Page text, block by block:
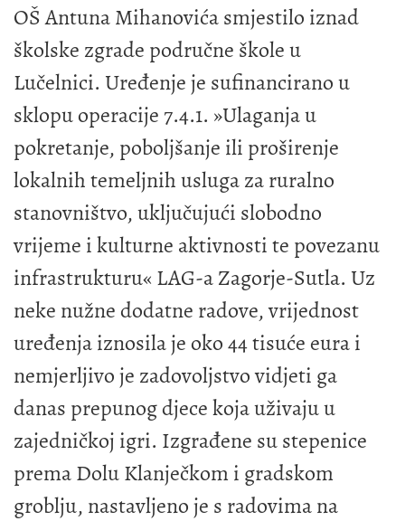
OŠ Antuna Mihanovića smjestilo iznad
školske zgrade područne škole u
Lučelnici. Uređenje je sufinancirano u
sklopu operacije 7.4.1. »Ulaganja u
pokretanje, poboljšanje ili proširenje
lokalnih temeljnih usluga za ruralno
stanovništvo, uključujući slobodno
vrijeme i kulturne aktivnosti te povezanu
infrastrukturu« LAG-a Zagorje-Sutla. Uz
neke nužne dodatne radove, vrijednost
uređenja iznosila je oko 44 tisuće eura i
nemjerljivo je zadovoljstvo vidjeti ga
danas prepunog djece koja uživaju u
zajedničkoj igri. Izgrađene su stepenice
prema Dolu Klanječkom i gradskom
groblju, nastavljeno je s radovima na